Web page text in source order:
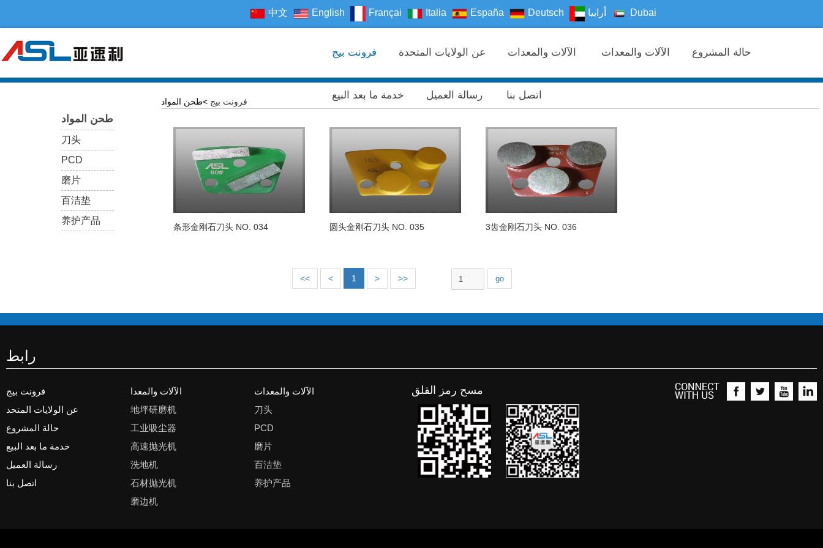
中文 English Françai Italia España Deutsch أرابيا Dubai
فرونت بيج عن الولايات المتحدة الآلات والمعدات حالة المشروع
خدمة ما بعد البيع رسالة العميل
طحن المواد
刀头
PCD
磨片
百洁垫
养护产品
فرونت بيج >طحن المواد
条形金刚石刀头 NO. 034 圆头金刚石刀头 NO. 035 3齿金刚石刀头 NO. 036
<< < 1 > >>
رابط
فرونت بيج
عن الولايات المتحد
حالة المشروع
خدمة ما بعد البيع
رسالة العميل
اتصل بنا
الآلات والمعدا
地坪研磨机
工业吸尘器
高速抛光机
洗地机
石材抛光机
磨边机
الآلات والمعدات
刀头
PCD
磨片
百洁垫
养护产品
مسح رمز القلق